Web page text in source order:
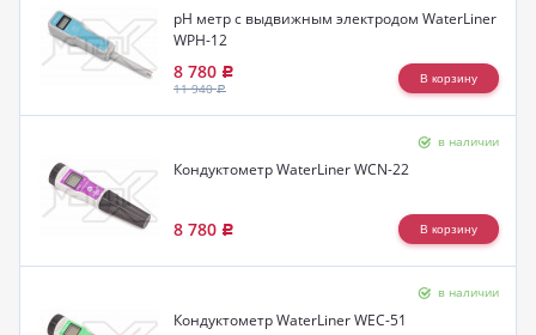
pH метр с выдвижным электродом WaterLiner
WPH-12
8 780 Р
11 940Р
в наличии
Кондуктометр WaterLiner WCN-22
8 780 Р
в наличии
Кондуктометр WaterLiner WEC-51